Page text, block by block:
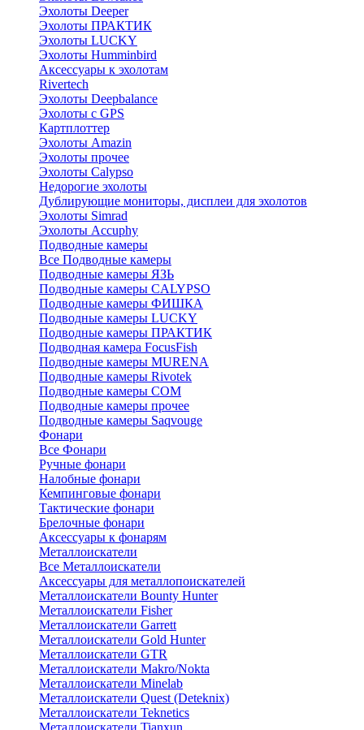
Эхолоты Deeper
Эхолоты ПРАКТИК
Эхолоты LUCKY
Эхолоты Humminbird
Аксессуары к эхолотам
Rivertech
Эхолоты Deepbalance
Эхолоты с GPS
Картплоттер
Эхолоты Amazin
Эхолоты прочее
Эхолоты Calypso
Недорогие эхолоты
Дублирующие мониторы, дисплеи для эхолотов
Эхолоты Simrad
Эхолоты Accuphy
Подводные камеры
Все Подводные камеры
Подводные камеры ЯЗЬ
Подводные камеры CALYPSO
Подводные камеры ФИШКА
Подводные камеры LUCKY
Подводные камеры ПРАКТИК
Подводная камера FocusFish
Подводные камеры MURENA
Подводные камеры Rivotek
Подводные камеры СОМ
Подводные камеры прочее
Подводные камеры Saqvouge
Фонари
Все Фонари
Ручные фонари
Налобные фонари
Кемпинговые фонари
Тактические фонари
Брелочные фонари
Аксессуары к фонарям
Металлоискатели
Все Металлоискатели
Аксессуары для металлопоискателей
Металлоискатели Bounty Hunter
Металлоискатели Fisher
Металлоискатели Garrett
Металлоискатели Gold Hunter
Металлоискатели GTR
Металлоискатели Makro/Nokta
Металлоискатели Minelab
Металлоискатели Quest (Deteknix)
Металлоискатели Teknetics
Металлоискатели Tianxun